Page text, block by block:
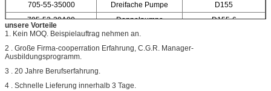
705-55-35000
Dreifache Pumpe
D155
705-52-30A00
Doppelpumpe D155-6
unsere Vorteile
1. Kein MOQ. Beispielauftrag nehmen an.
2 . Große Firma-cooperration Erfahrung, C.G.R. Manager-
Ausbildungsprogramm.
3 . 20 Jahre Berufserfahrung.
4 . Schnelle Lieferung innerhalb 3 Tage.